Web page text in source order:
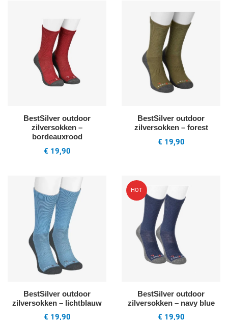
Voeg toe aan mijn wenslijst
BestSilver outdoor
zilversokken –
bordeauxrood
€ 19,90
BestSilver outdoor
zilversokken – forest
€ 19,90
Voeg toe aan mijn wenslijst
Quick View
BestSilver outdoor
zilversokken – lichtblauw
€ 19,90
HOT
BestSilver outdoor
zilversokken – navy blue
€ 19,90